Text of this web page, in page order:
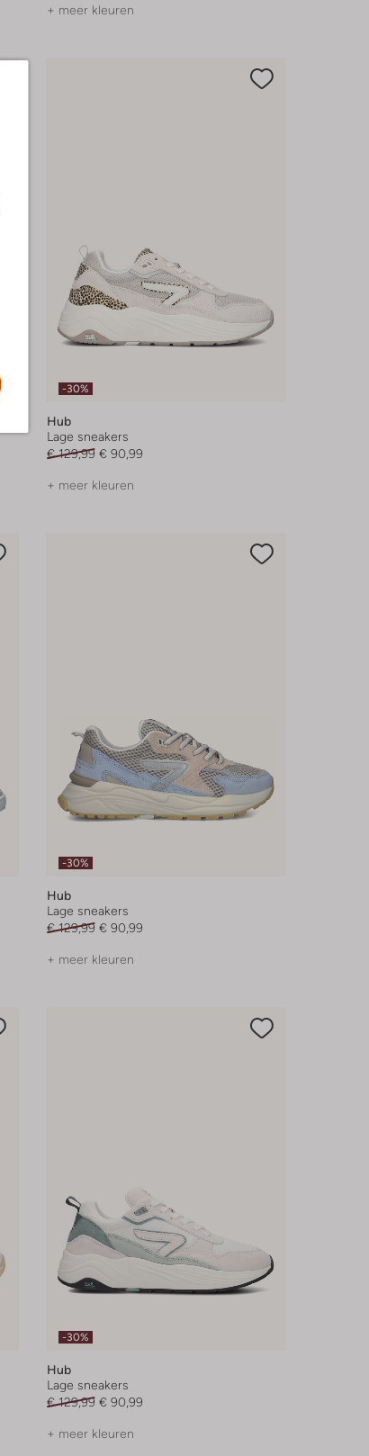
+ meer kleuren
-30%
Hub
Lage sneakers
€ 129,99 € 90,99
+ meer kleuren
-30%
Hub
Lage sneakers
€ 129,99 € 90,99
+ meer kleuren
-30%
Hub
Lage sneakers
€ 129,99 € 90,99
+ meer kleuren